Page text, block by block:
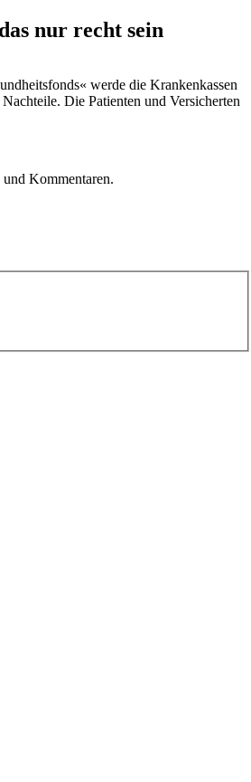
nur recht sein
werde die Krankenkassen
Die Patienten und Versicherten
Kommentaren.